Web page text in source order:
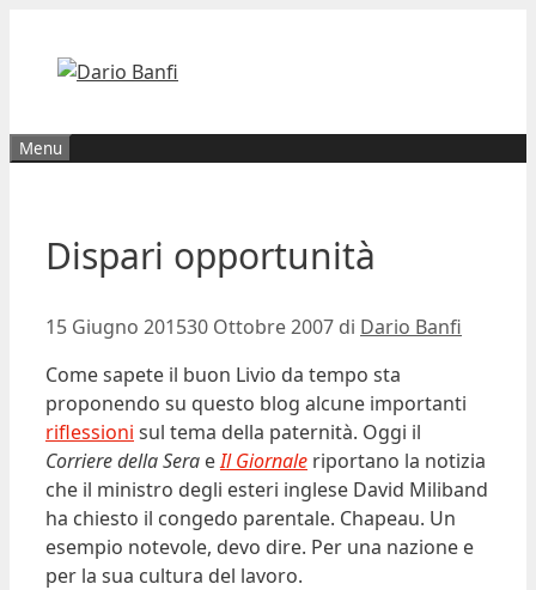
contenuto
Menu
Dispari opportunità
15 Giugno 201530 Ottobre 2007 di Dario Banfi
Come sapete il buon Livio da tempo sta
proponendo su questo blog alcune importanti
riflessioni sul tema della paternità. Oggi il
Corriere della Sera eIl Giornale riportano la notizia
che il ministro degli esteri inglese David Miliband
ha chiesto il congedo parentale. Chapeau. Un
esempio notevole, devo dire. Per una nazione e
per la sua cultura del lavoro.